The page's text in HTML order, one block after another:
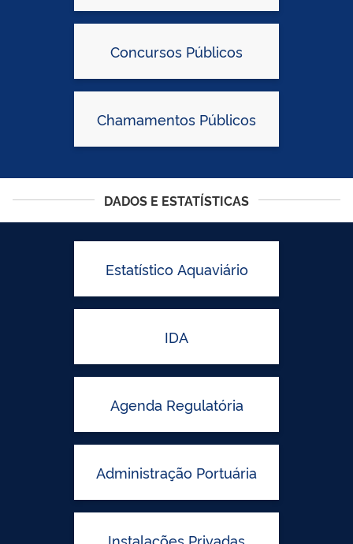
Concursos Públicos
Chamamentos Públicos
DADOS E ESTATÍSTICAS
Estatístico Aquaviário
IDA
Agenda Regulatória
Administração Portuária
Instalações Privadas